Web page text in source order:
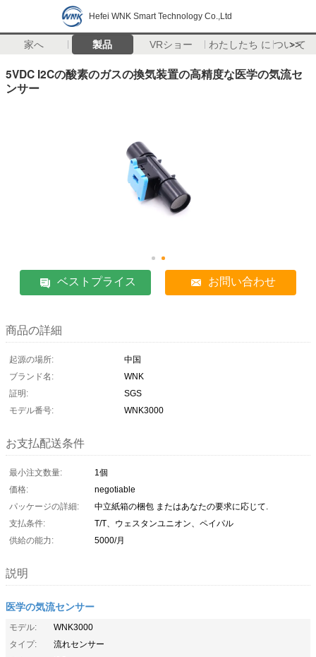
Hefei WNK Smart Technology Co.,Ltd
家へ 製品 VRショー わたしたち に つい て
>>
5VDC I2Cの酸素のガスの換気装置の高精度な医学の気流セ
ンサー
ベストプライス お問い合わせ
商品の詳細
起源の場所:
中国
ブランド名:
WNK
証明:
SGS
モデル番号:
WNK3000
お支払配送条件
最小注文数量:
1個
価格:
negotiable
パッケージの詳細:
中立紙箱の梱包 またはあなたの要求に応じて.
支払条件:
T/T、ウェスタンユニオン、ペイパル
供給の能力:
5000/月
説明
医学の気流センサー
モデル:
WNK3000
タイプ:
流れセンサー